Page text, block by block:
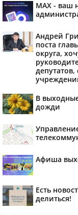
MAX - ваш
Андрей
поста
округа,
В
дожди
Афиша
Есть
делиться!